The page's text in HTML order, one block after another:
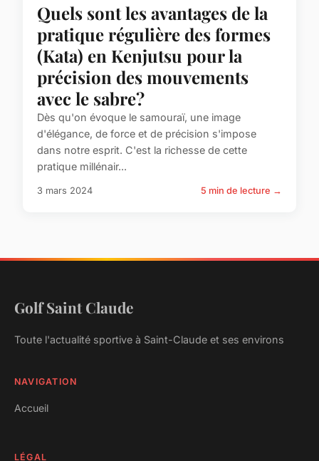
Quels sont les avantages de la
pratique régulière des formes
(Kata) en Kenjutsu pour la
précision des mouvements
avec le sabre?
Dès qu'on évoque le samouraï, une image
d'élégance, de force et de précision s'impose
dans notre esprit. C'est la richesse de cette
pratique millénair...
3 mars 2024 5 min de lecture →
Golf Saint Claude
Toute l'actualité sportive à Saint-Claude et ses environs
NAVIGATION
Accueil
LÉGAL